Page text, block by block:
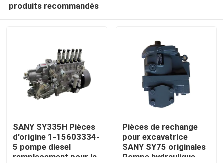
Aperçu
produits recommandés
SANY SY335H Pièces
d'origine 1-15603334-
5 pompe diesel
remplacement pour la
Pièces de rechange
pour excavatrice
SANY SY75 originales
Pompe hydraulique